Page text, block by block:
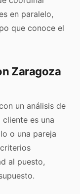
en paralelo,
que conoce el
Zaragoza
un análisis de
es una
o una pareja
al puesto,